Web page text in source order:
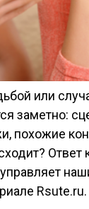
или
заметно:
похожие
Ответ
Rsute.ru.